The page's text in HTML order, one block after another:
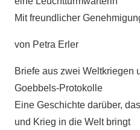
Mit freundlicher
von Petra Erler
Briefe aus zwei Weltkriegen
Goebbels-Protokolle
Eine Geschichte darüber,
und Krieg in die Welt bringt